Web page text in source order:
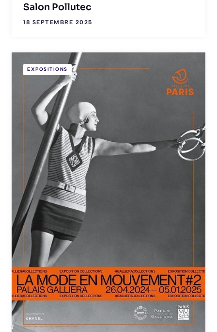
Salon Pollutec
18 SEPTEMBRE 2025
EXPOSITIONS